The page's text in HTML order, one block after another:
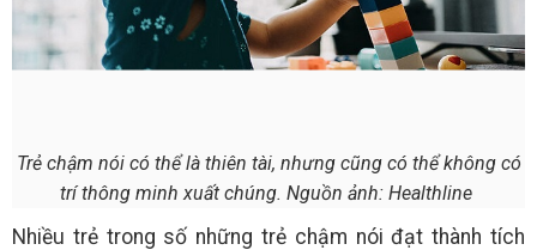
Trẻ chậm nói có thể là thiên tài, nhưng cũng có thể không có
trí thông minh xuất chúng. Nguồn ảnh: Healthline
Nhiều trẻ trong số những trẻ chậm nói đạt thành tích